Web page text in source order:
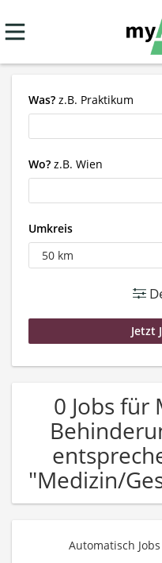
Was? z.B. Praktikum
Wo? z.B. Wien
Umkreis
0 Jobs für
"Medizin/
Automatisch